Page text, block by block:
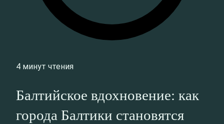
4 минут чтения
Балтийское вдохновение: как
города Балтики становятся